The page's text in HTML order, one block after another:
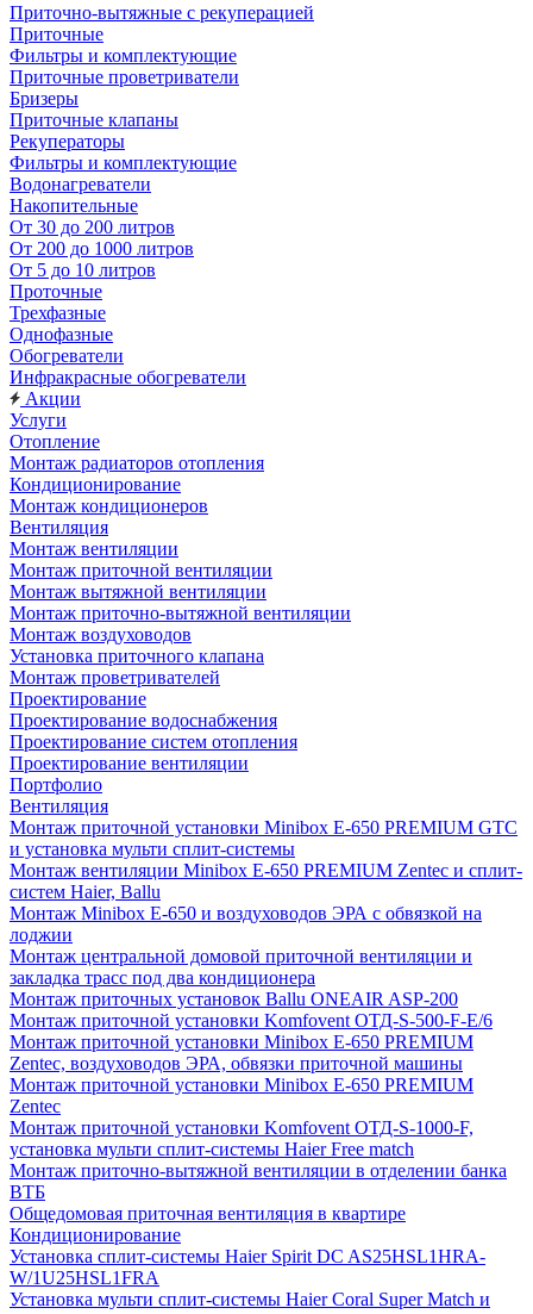
Приточно-вытяжные с рекуперацией
Приточные
Фильтры и комплектующие
Приточные проветриватели
Бризеры
Приточные клапаны
Рекуператоры
Фильтры и комплектующие
Водонагреватели
Накопительные
От 30 до 200 литров
От 200 до 1000 литров
От 5 до 10 литров
Проточные
Трехфазные
Однофазные
Обогреватели
Инфракрасные обогреватели
Акции
Услуги
Отопление
Монтаж радиаторов отопления
Кондиционирование
Монтаж кондиционеров
Вентиляция
Монтаж вентиляции
Монтаж приточной вентиляции
Монтаж вытяжной вентиляции
Монтаж приточно-вытяжной вентиляции
Монтаж воздуховодов
Установка приточного клапана
Монтаж проветривателей
Проектирование
Проектирование водоснабжения
Проектирование систем отопления
Проектирование вентиляции
Портфолио
Вентиляция
Монтаж приточной установки Minibox E-650 PREMIUM GTC
и установка мульти сплит-системы
Монтаж вентиляции Minibox E-650 PREMIUM Zentec и сплит-
систем Haier, Ballu
Монтаж Minibox E-650 и воздуховодов ЭРА с обвязкой на
лоджии
Монтаж центральной домовой приточной вентиляции и
закладка трасс под два кондиционера
Монтаж приточных установок Ballu ONEAIR ASP-200
Монтаж приточной установки Komfovent ОТД-S-500-F-E/6
Монтаж приточной установки Minibox E-650 PREMIUM
Zentec, воздуховодов ЭРА, обвязки приточной машины
Монтаж приточной установки Minibox E-650 PREMIUM
Zentec
Монтаж приточной установки Komfovent ОТД-S-1000-F,
установка мульти сплит-системы Haier Free match
Монтаж приточно-вытяжной вентиляции в отделении банка
ВТБ
Общедомовая приточная вентиляция в квартире
Кондиционирование
Установка сплит-системы Haier Spirit DC AS25HSL1HRA-
W/1U25HSL1FRA
Установка мульти сплит-системы Haier Coral Super Match и